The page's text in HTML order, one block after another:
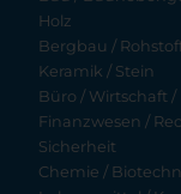
Holz
Bergbau /
Keramik / Stein
Büro / Wirtschaft /
Finanzwesen /
Sicherheit
Chemie /